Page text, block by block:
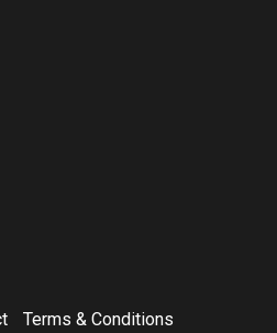
Terms & Conditions